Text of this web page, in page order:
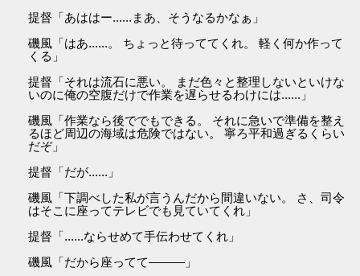
提督「あははー......まあ、そうなるかなぁ」
磯風「はあ......。 ちょっと待っててくれ。 軽く何か作って
くる」
提督「それは流石に悪い。 まだ色々と整理しないといけな
いのに俺の空腹だけで作業を遅らせるわけには......」
磯風「作業なら後ででもできる。 それに急いで準備を整え
るほど周辺の海域は危険ではない。 寧ろ平和過ぎるくらい
だぞ」
提督「だが......」
磯風「下調べした私が言うんだから間違いない。 さ、司令
はそこに座ってテレビでも見ていてくれ」
提督「......ならせめて手伝わせてくれ」
磯風「だから座ってて———」